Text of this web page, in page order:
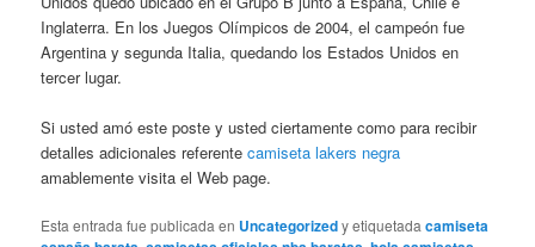
Inglaterra. En los Juegos Olímpicos de 2004, el campeón fue
Argentina y segunda Italia, quedando los Estados Unidos en
tercer lugar.
Si usted amó este poste y usted ciertamente como para recibir
detalles adicionales referentecamiseta lakers negra
amablemente visita el Web page.
Esta entrada fue publicada en Uncategorizedy etiquetadacamiseta